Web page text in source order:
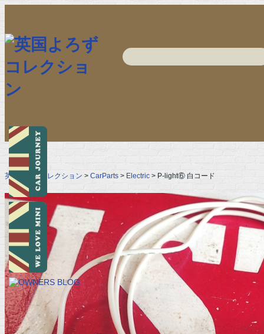
英国よろずコレクション > CarParts > Electric > P-light⑥ 白コード